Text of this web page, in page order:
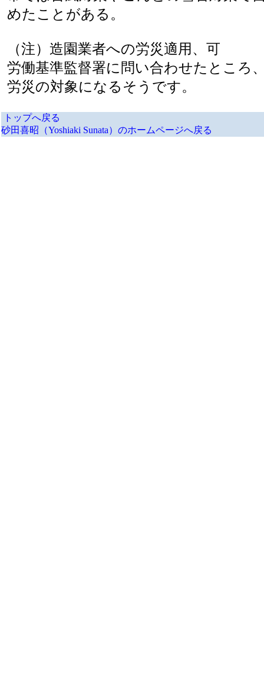
めたことがある。
（注）造園業者への労災適用、可
労働基準監督署に問い合わせたところ
労災の対象になるそうです。
トップへ戻る
砂田喜昭（Yoshiaki Sunata）のホームページへ戻る